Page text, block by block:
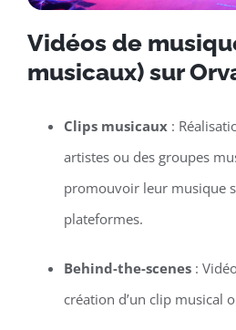
Vidéos de
musicaux) sur
Clips musicaux:
artistes ou des groupes
promouvoir leur musique
plateformes.
Behind-the-scenes:
création d’un clip musical